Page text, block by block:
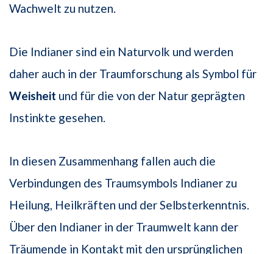
Wachwelt zu nutzen.
Die Indianer sind ein Naturvolk und werden
daher auch in der Traumforschung als Symbol für
Weisheit und für die von der Natur geprägten
Instinkte gesehen.
In diesen Zusammenhang fallen auch die
Verbindungen des Traumsymbols Indianer zu
Heilung, Heilkräften und der Selbsterkenntnis.
Über den Indianer in der Traumwelt kann der
Träumende in Kontakt mit den ursprünglichen